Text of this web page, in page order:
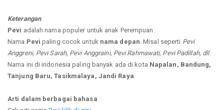
Keterangan
Pevi adalah nama populer untuk anak Perempuan.
Nama Pevi paling cocok untuk nama depan . Misal seperti Pevi
Anggreni, Pevi Sarah, Pevi Anggraini, Pevi Rahmawati, Pevi Padillah, dll
Nama ini di indonesia paling banyak ada di kota Napalan, Bandung,
Tanjung Baru, Tasikmalaya, Jandi Raya
Arti dalam berbagai bahasa